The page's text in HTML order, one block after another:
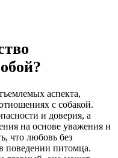
аспекта,
с собакой.
и доверия, а
на основе уважения и
что любовь без
поведении питомца.